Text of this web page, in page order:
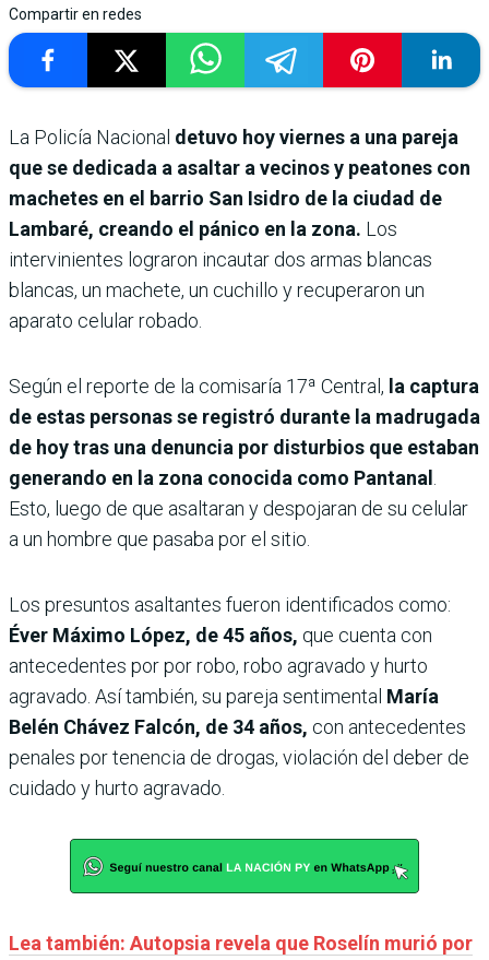
Compartir en redes
La Policía Nacional detuvo hoy viernes a una pareja
que se dedicada a asaltar a vecinos y peatones con
machetes en el barrio San Isidro de la ciudad de
Lambaré, creando el pánico en la zona. Los
intervinientes lograron incautar dos armas blancas
blancas, un machete, un cuchillo y recuperaron un
aparato celular robado.
Según el reporte de la comisaría 17ª Central, la captura
de estas personas se registró durante la madrugada
de hoy tras una denuncia por disturbios que estaban
generando en la zona conocida como Pantanal
Esto, luego de que asaltaran y despojaran de su celular
a un hombre que pasaba por el sitio.
Los presuntos asaltantes fueron identificados como:
Éver Máximo López, de 45 años, que cuenta con
antecedentes por por robo, robo agravado y hurto
agravado. Así también, su pareja sentimental María
Belén Chávez Falcón, de 34 años, con antecedentes
penales por tenencia de drogas, violación del deber de
cuidado y hurto agravado.
Lea también: Autopsia revela que Roselín murió por